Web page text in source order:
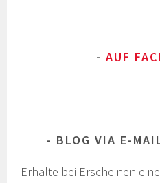
AUF
BLOG VIA E-
Erhalte bei Erscheinen